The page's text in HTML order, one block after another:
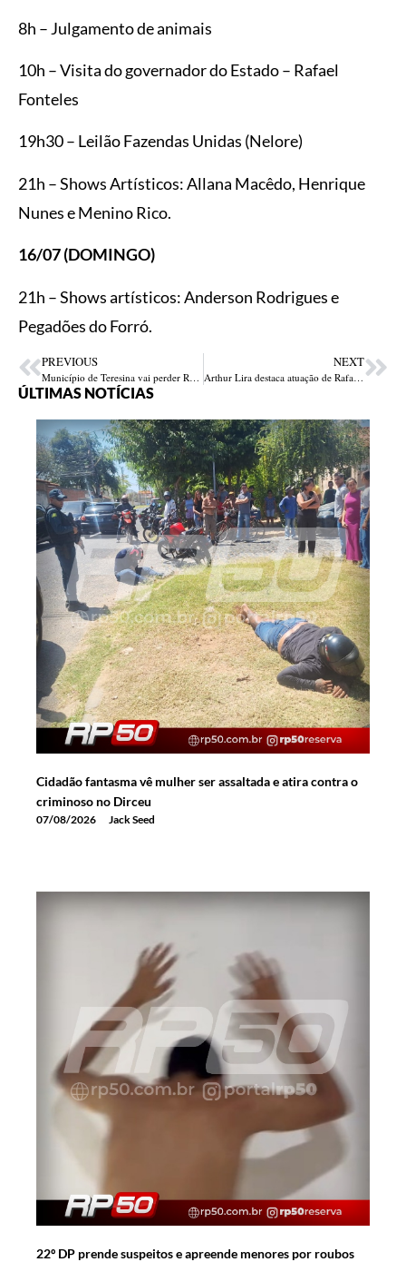
8h – Julgamento de animais
10h – Visita do governador do Estado – Rafael
Fonteles
19h30 – Leilão Fazendas Unidas (Nelore)
21h – Shows Artísticos: Allana Macêdo, Henrique
Nunes e Menino Rico.
16/07 (DOMINGO)
21h – Shows artísticos: Anderson Rodrigues e
Pegadões do Forró.
PREVIOUS
Município de Teresina vai perder R$ 25 milhões mensais do FPM após novo censo do IBGE
NEXT
Arthur Lira destaca atuação de Rafael Fonteles na aprovação da reforma tributária
ÚLTIMAS NOTÍCIAS
Cidadão fantasma vê mulher ser assaltada e atira contra o
criminoso no Dirceu
07/08/2026 Jack Seed
22º DP prende suspeitos e apreende menores por roubos